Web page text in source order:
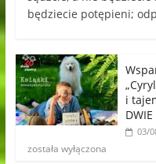
będziecie potępieni;
i
DWIE
03/
została wyłączona